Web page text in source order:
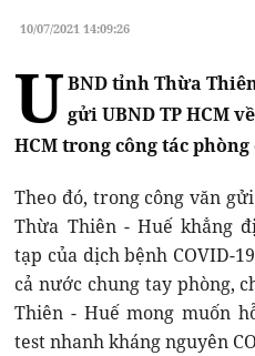
10/07/2021 14:09:26
U BND tỉnh Thừa
gửi UBND TP HCM
HCM trong công tác phòng
Theo đó, trong công văn
Thừa Thiên - Huế khẳng
tạp của dịch bệnh COVID-
cả nước chung tay phòng,
Thiên - Huế mong muốn
test nhanh kháng nguyên